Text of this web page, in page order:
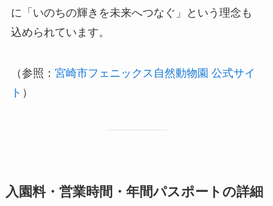
に「いのちの輝きを未来へつなぐ」という理念も
込められています。
（参照： 宮崎市フェニックス自然動物園 公式サイ
ト ）
入園料・営業時間・年間パスポートの詳細